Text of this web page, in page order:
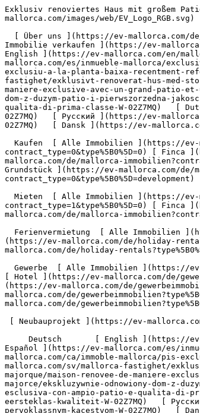
Exklusiv renoviertes Haus mit großem Patio und erstklassiger Qualität - Engel &amp; Völkers Mallorca                [ ![EV Mallorca](https://cdn.ev-mallorca.com/images/web/EV_Logo_RGB.svg) ](https://ev-mallorca.com/de)  Mallorca  

  [ Über uns ](https://ev-mallorca.com/de/ueber-uns) [ Über Mallorca ](https://ev-mallorca.com/de/ueber-mallorca) [ Kontakt ](https://ev-mallorca.com/de/standorte) [ Immobilie verkaufen ](https://ev-mallorca.com/de/immobilie-auf-mallorca-verkaufen) [    Mein Account  ](https://ev-mallorca.com/de/mein-account)   Deutsch       [ English ](https://ev-mallorca.com/en/mallorca-property/exclusive-renovated-property-with-large-patio-and-high-quality-finishes-W-02Z7MQ)   [ Español ](https://ev-mallorca.com/es/inmueble-mallorca/exclusivo-bajo-reformado-con-gran-patio-y-altas-calidades-W-02Z7MQ)    [ Català ](https://ev-mallorca.com/ca/immoble-mallorca/pis-exclusiu-a-la-planta-baixa-recentment-reformat-amb-un-gran-pati-i-acabats-dalta-qualitat-W-02Z7MQ)   [ Svenska ](https://ev-mallorca.com/sv/mallorca-fastighet/exklusivt-renoverat-hus-med-stor-uteplats-och-forstklassig-kvalitet-W-02Z7MQ)   [ Français ](https://ev-mallorca.com/fr/bien-majorque/maison-renovee-de-maniere-exclusive-avec-un-grand-patio-et-une-qualite-de-premier-ordre-W-02Z7MQ)   [ Polski ](https://ev-mallorca.com/pl/nieruchomosc-majorce/ekskluzywnie-odnowiony-dom-z-duzym-patio-i-pierwszorzedna-jakoscia-W-02Z7MQ)   [ Italiano ](https://ev-mallorca.com/it/immobili-maiorca/casa-ristrutturata-in-esclusiva-con-ampio-patio-e-qualita-di-prima-classe-W-02Z7MQ)   [ Dutch ](https://ev-mallorca.com/nl/mallorca-eigendom/exclusief-gerenoveerd-huis-met-grote-patio-en-eersteklas-kwaliteit-W-02Z7MQ)   [ Русский ](https://ev-mallorca.com/ru/nedvizhimost-mayorka/ekskliuzivnyi-otremontirovannyi-dom-s-bolsim-vnutrennim-dvorikom-i-pervoklassnym-kacestvom-W-02Z7MQ)   [ Dansk ](https://ev-mallorca.com/da/mallorca-ejendom/eksklusivt-renoveret-ejendom-med-stor-terrasse-og-finish-i-hoj-kvalitet-W-02Z7MQ)   

  Kaufen  [ Alle Immobilien ](https://ev-mallorca.com/de/mallorca-immobilien?contract_type=0) [ Haus ](https://ev-mallorca.com/de/mallorca-immobilien?contract_type=0&type%5B0%5D=0) [ Finca ](https://ev-mallorca.com/de/mallorca-immobilien?contract_type=0&type%5B0%5D=1) [ Apartment ](https://ev-mallorca.com/de/mallorca-immobilien?contract_type=0&type%5B0%5D=2) [ Penthouse ](https://ev-mallorca.com/de/mallorca-immobilien?contract_type=0&type%5B0%5D=5) [ Grundstück ](https://ev-mallorca.com/de/mallorca-immobilien?contract_type=0&type%5B0%5D=3) [ Neubauprojekt ](https://ev-mallorca.com/de/mallorca-immobilien?contract_type=0&type%5B0%5D=development) 

  Mieten  [ Alle Immobilien ](https://ev-mallorca.com/de/mallorca-